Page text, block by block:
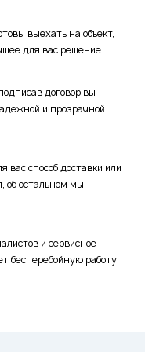
выехать на объект,
для вас решение.
договор вы
и прозрачной
вас способ доставки или
об остальном мы
и сервисное
бесперебойную работу